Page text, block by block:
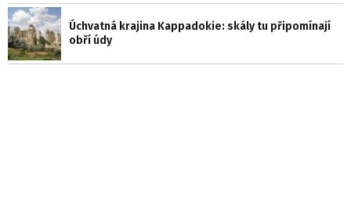
Úchvatná krajina Kappadokie: skály tu připomínají
obří údy